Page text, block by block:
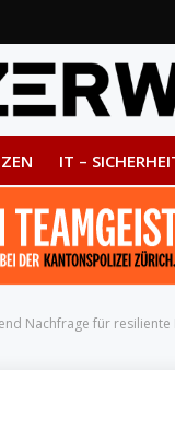
IT –
Nachfrage für resiliente